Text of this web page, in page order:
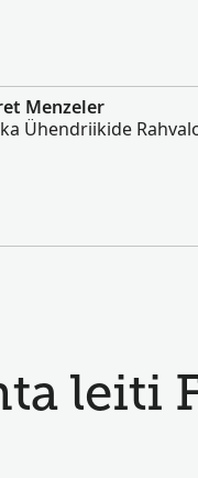
Menzeler
Ühendriikide
leiti